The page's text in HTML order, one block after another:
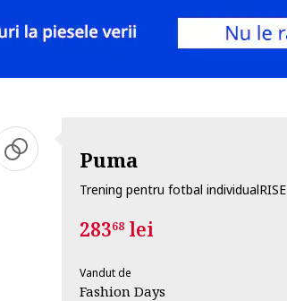
Puma
Trening pentru fotbal individualRISE
28368lei
Vandut de
Fashion Days